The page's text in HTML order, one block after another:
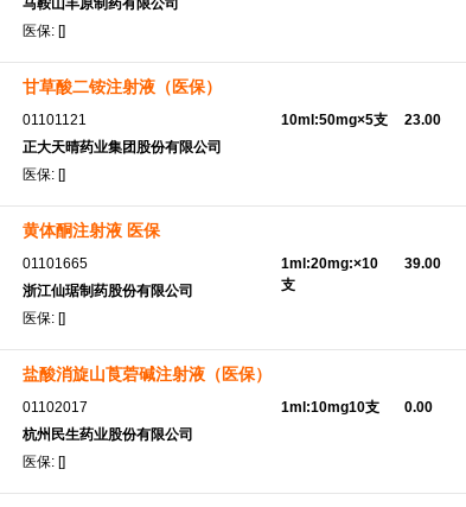
马鞍山丰原制药有限公司
医保: []
甘草酸二铵注射液（医保）
01101121
正大天晴药业集团股份有限公司
医保: []
10ml:50mg×5支 23.00
黄体酮注射液 医保
01101665
浙江仙琚制药股份有限公司
医保: []
1ml:20mg:×10
支
39.00
盐酸消旋山莨菪碱注射液（医保）
01102017
杭州民生药业股份有限公司
医保: []
1ml:10mg10支 0.00